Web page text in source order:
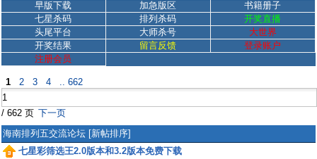
早版下载 加急版区
书籍册子
七星杀码
排列杀码
开奖直播
头尾平台
大师杀号
大世界
开奖结果
留言反馈
登录账户
注册会员
1 2 3 4 .. 662
/ 662 页 下一页
海南排列五交流论坛 [新帖排序]
七星彩筛选王2.0版本和3.2版本免费下载